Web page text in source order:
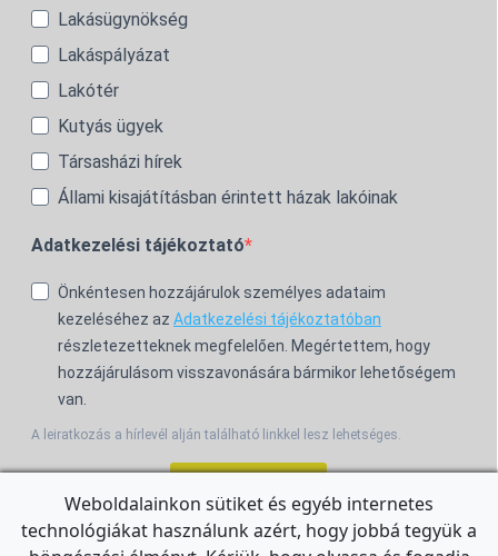
Lakásügynökség
Lakáspályázat
Lakótér
Kutyás ügyek
Társasházi hírek
Állami kisajátításban érintett házak lakóinak
Adatkezelési tájékoztató
Önkéntesen hozzájárulok személyes adataim
kezeléséhez az Adatkezelési tájékoztatóban
részletezetteknek megfelelően. Megértettem, hogy
hozzájárulásom visszavonására bármikor lehetőségem
van.
A leiratkozás a hírlevél alján található linkkel lesz lehetséges.
For the English Newsletter, clickHERE.
Weboldalainkon sütiket és egyéb internetes
technológiákat használunk azért, hogy jobbá tegyük a